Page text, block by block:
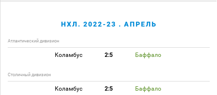
НХЛ. 2022-23 . АПРЕЛЬ
Атлантический дивизион
Коламбус 2:5 Баффало
Столичный дивизион
Коламбус 2:5 Баффало